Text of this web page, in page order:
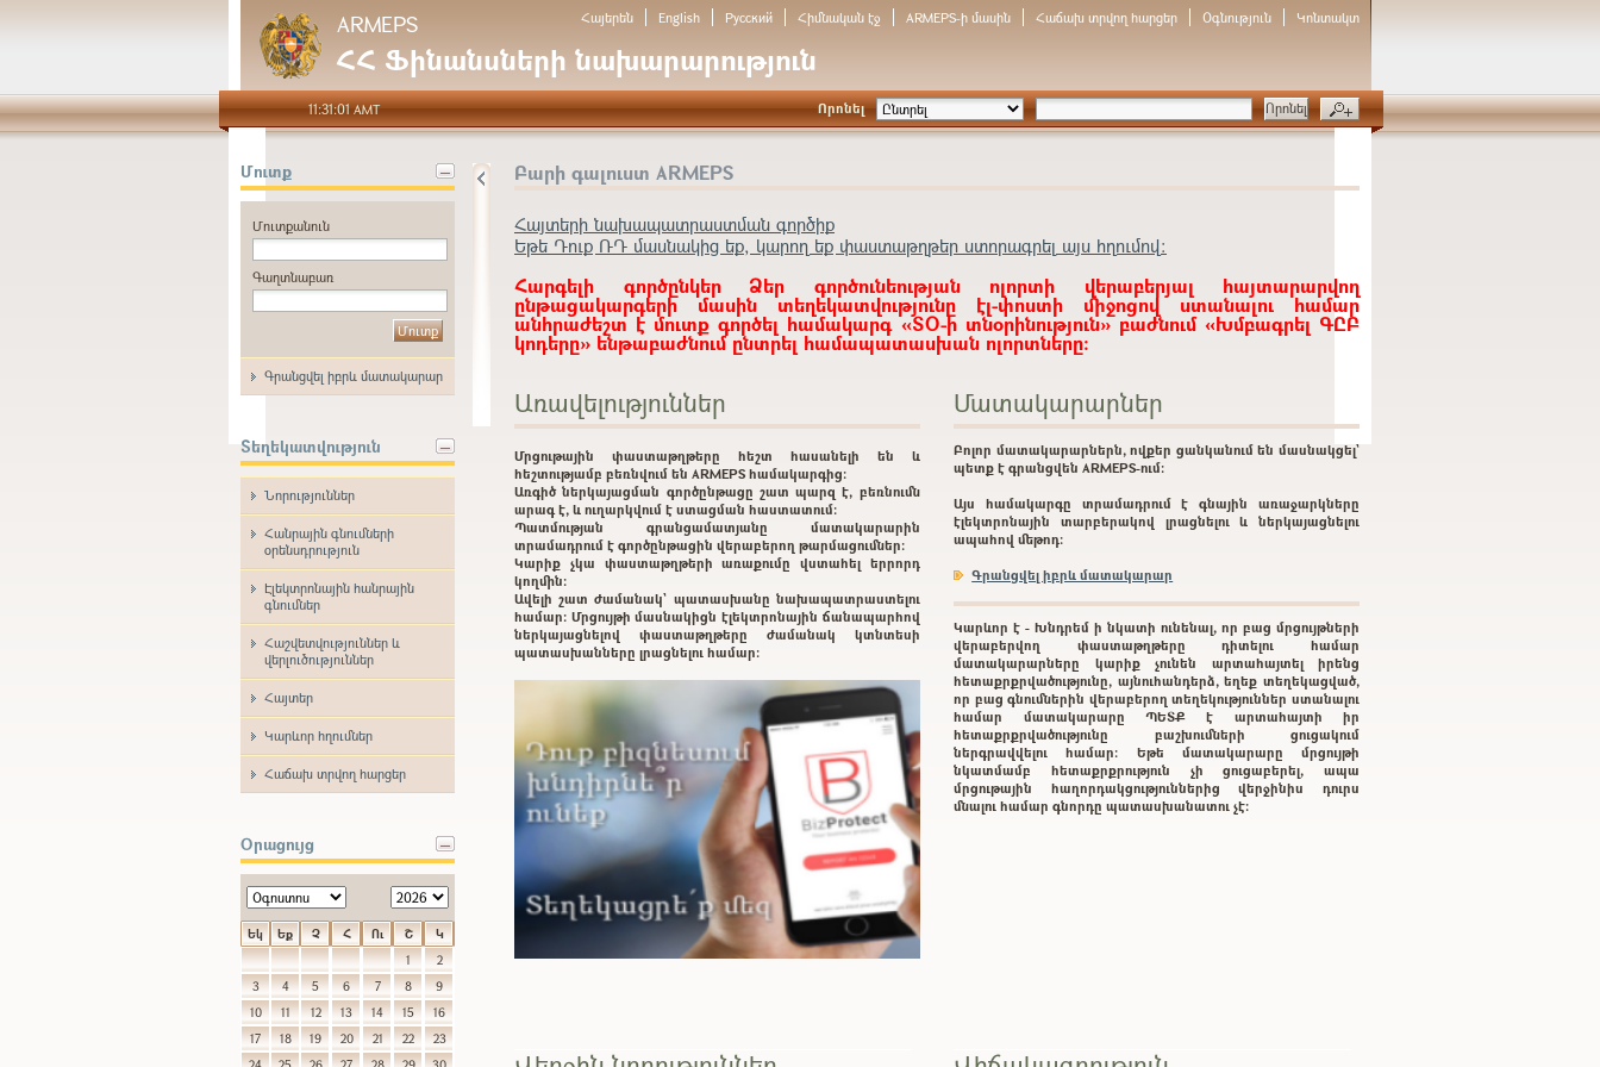
ARMEPS
ՀՀ Ֆինանսների նախարարություն
Հայերեն English Русский Հիմնական էջ ARMEPS-ի մասին Հաճախ տրվող հարցեր Օգնություն Կոնտակտ
11:31:01 AMT Որոնել
Մուտք
Մուտքանուն
Գաղտնաբառ
Գրանցվել իբրև մատակարար
Տեղեկատվություն
Նորություններ
Հանրային գնումների
օրենսդրություն
Էլեկտրոնային հանրային
գնումներ
Հաշվետվություններ և
վերլուծություններ
Հայտեր
Կարևոր հղումներ
Հաճախ տրվող հարցեր
Օրացույց
Եկ Եք Չ Հ Ու Շ
Կ
1
2
3
4 5 6 7 8
9
10
11 12 13 14 15
16
17
18 19 20 21 22
23
Բարի գալուստ ARMEPS
Հայտերի նախապատրաստման գործիք
Եթե Դուք ՌԴ մասնակից եք, կարող եք փաստաթղթեր ստորագրել այս հղումով:
Հարգելի գործընկեր Ձեր գործունեության ոլորտի վերաբերյալ հայտարարվող
ընթացակարգերի մասին տեղեկատվությունը էլ-փոստի միջոցով ստանալու համար
անհրաժեշտ է մուտք գործել համակարգ «ՏՕ-ի տնօրինություն» բաժնում «Խմբագրել ԳԸԲ
կոդերը» ենթաբաժնում ընտրել համապատասխան ոլորտները:
Առավելություններ
Մրցութային փաստաթղթերը հեշտ հասանելի են և
հեշտությամբ բեռնվում են ARMEPS համակարգից:
Առգիծ ներկայացման գործընթացը շատ պարզ է, բեռնումն
արագ է, և ուղարկվում է ստացման հաստատում:
Պատմության գրանցամատյանը մատակարարին
տրամադրում է գործընթացին վերաբերող թարմացումներ:
Կարիք չկա փաստաթղթերի առաքումը վստահել երրորդ
կողմին:
Ավելի շատ ժամանակ` պատասխանը նախապատրաստելու
համար: Մրցույթի մասնակիցն էլեկտրոնային ճանապարհով
ներկայացնելով փաստաթղթերը ժամանակ կտնտեսի
պատասխանները լրացնելու համար:
Մատակարարներ
Բոլոր մատակարարներն, ովքեր ցանկանում են մասնակցել`
պետք է գրանցվեն ARMEPS-ում:
Այս համակարգը տրամադրում է գնային առաջարկները
էլեկտրոնային տարբերակով լրացնելու և ներկայացնելու
ապահով մեթոդ:
Գրանցվել իբրև մատակարար
Կարևոր է - Խնդրեմ ի նկատի ունենալ, որ բաց մրցույթների
վերաբերվող փաստաթղթերը դիտելու համար
մատակարարները կարիք չունեն արտահայտել իրենց
հետաքրքրվածությունը, այնուհանդերձ, եղեք տեղեկացված,
որ բաց գնումներին վերաբերող տեղեկություններ ստանալու
համար մատակարարը ՊԵՏՔ է արտահայտի իր
հետաքրքրվածությունը բաշխումների ցուցակում
ներգրավվելու համար: Եթե մատակարարը մրցույթի
նկատմամբ հետաքրքրություն չի ցուցաբերել, ապա
մրցութային հաղորդակցություններից վերջինիս դուրս
մնալու համար գնորդը պատասխանատու չէ: